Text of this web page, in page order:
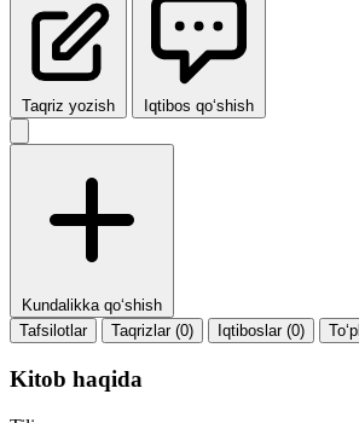
Taqriz yozish Iqtibos qo‘shish
Kundalikka qo‘shish
Tafsilotlar
Taqrizlar (0) Iqtiboslar (0)
Kitob haqida